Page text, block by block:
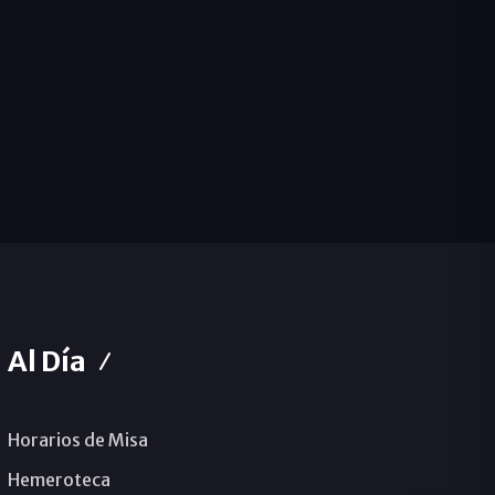
Al Día
Horarios de Misa
Hemeroteca